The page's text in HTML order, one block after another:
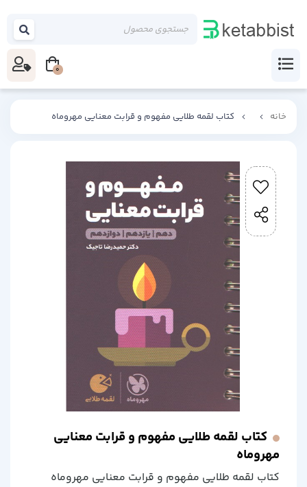
خانه کتاب لقمه طلایی مفهوم و قرابت معنایی مهروماه
کتاب لقمه طلایی مفهوم و قرابت معنایی
مهروماه
کتاب لقمه طلایی مفهوم و قرابت معنایی مهروماه
0